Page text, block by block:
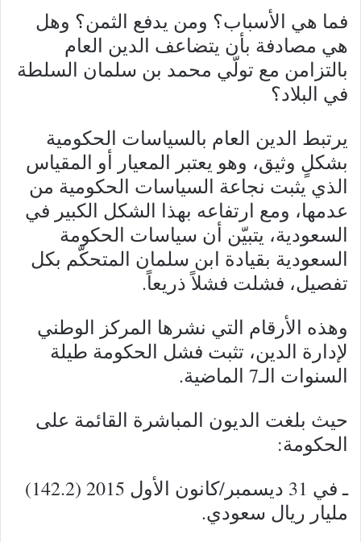
فما هي الأسباب؟ ومن يدفع الثمن؟ وهل
هي مصادفة بأن يتضاعف الدين العام
بالتزامن مع تولّي محمد بن سلمان السلطة
في البلاد؟
يرتبط الدين العام بالسياسات الحكومية
بشكلٍ وثيق، وهو يعتبر المعيار أو المقياس
الذي يثبت نجاعة السياسات الحكومية من
عدمها، ومع ارتفاعه بهذا الشكل الكبير في
السعودية، يتبيّن أن سياسات الحكومة
السعودية بقيادة ابن سلمان المتحكّم بكل
تفصيل، فشلت فشلاً ذريعاً.
وهذه الأرقام التي نشرها المركز الوطني
لإدارة الدين، تثبت فشل الحكومة طيلة
السنوات الـ7 الماضية.
حيث بلغت الديون المباشرة القائمة على
الحكومة:
ـ في 31 ديسمبر/كانون الأول 2015 (142.2)
مليار ريال سعودي.